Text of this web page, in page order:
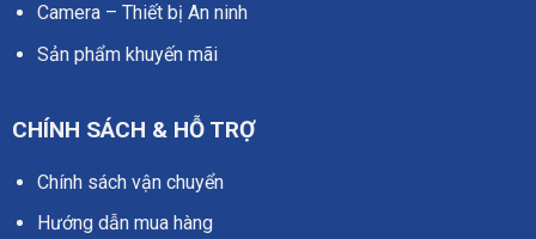
Camera – Thiết bị An ninh
Sản phẩm khuyến mãi
CHÍNH SÁCH & HỖ TRỢ
Chính sách vận chuyển
Hướng dẫn mua hàng